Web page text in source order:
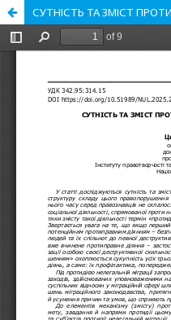
СУТНІСТЬ ТА ЗМІСТ